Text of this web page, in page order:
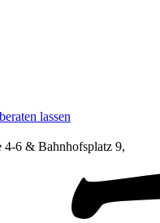
lassen
4-6 & Bahnhofsplatz 9,